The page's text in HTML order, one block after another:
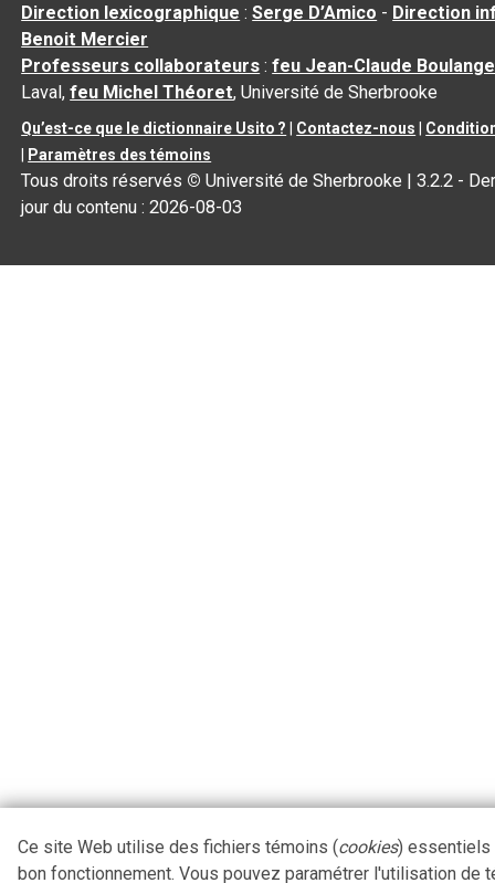
Direction lexicographique :Serge D’Amico - Direction
Benoit Mercier
Professeurs collaborateurs :feu Jean-Claude
Laval,feu Michel Théoret, Université de Sherbrooke
Qu’est-ce que le dictionnaire Usito ? Contactez-nous
Paramètres des témoins
Tous droits réservés © Université de Sherbrooke |3.2.2 -
jour du contenu :2026-08-03
Ce site Web utilise des fichiers témoins (cookies) essentiels
bon fonctionnement. Vous pouvez paramétrer l'utilisation de